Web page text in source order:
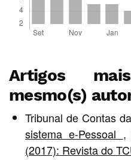
Artigos
mesmo(s)
Tribunal de Contas
sistema e-Pessoal ,
(2017): Revista do